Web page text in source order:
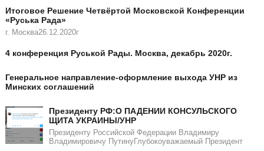
Итоговое Решение Четвёртой Московской Конференции
«Руська Рада»
г. Москва26.12.2020г
4 конференция Руськой Рады. Москва, декабрь 2020г.
Генеральное направление-оформление выхода УНР из
Минских соглашений
Президенту РФ:О ПАДЕНИИ КОНСУЛЬСКОГО
ЩИТА УКРАИНЫ/УНР​​
Президенту Российской Федерации Владимиру
Владимировичу ПутинуГлубокоуважаемый Президент